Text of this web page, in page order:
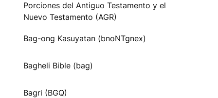
Porciones del Antiguo Testamento y el
Nuevo Testamento (AGR)
Bag-ong Kasuyatan (bnoNTgnex)
Bagheli Bible (bag)
Bagri (BGQ)